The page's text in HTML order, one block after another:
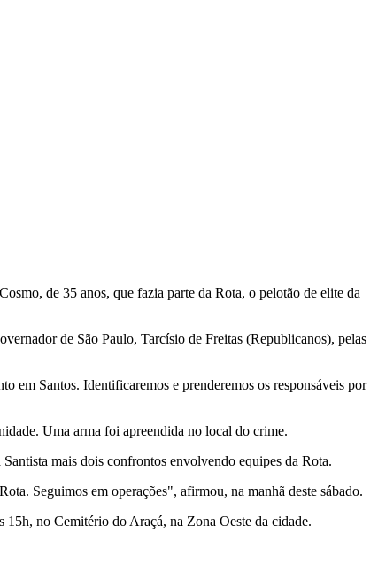
de 35 anos, que fazia parte da Rota, o pelotão de elite da
de São Paulo, Tarcísio de Freitas (Republicanos), pelas
em Santos. Identificaremos e prenderemos os responsáveis por
Uma arma foi apreendida no local do crime.
mais dois confrontos envolvendo equipes da Rota.
Seguimos em operações", afirmou, na manhã deste sábado.
15h, no Cemitério do Araçá, na Zona Oeste da cidade.